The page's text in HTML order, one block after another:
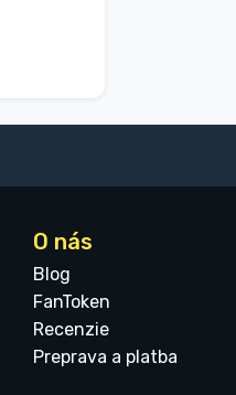
O nás
Blog
FanToken
Recenzie
Preprava a platba